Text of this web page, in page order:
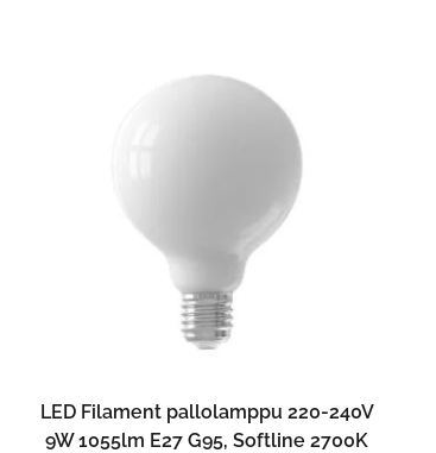
LISÄÄ OSTOSKORIIN
LED Filament pallolamppu 220-240V
9W 1055lm E27 G95, Softline 2700K